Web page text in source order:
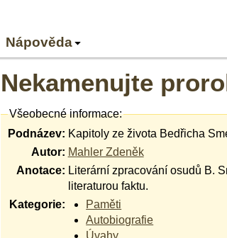
Nápověda
Nekamenujte
Všeobecné informace:
Podnázev: Kapitoly ze života Bedřicha
Autor: Mahler Zdeněk
Anotace: Literární zpracování osudů B.
literaturou faktu.
Kategorie:
Paměti
Autobiografie